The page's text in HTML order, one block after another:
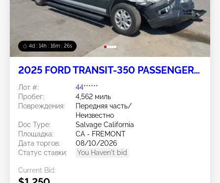
4d : 14h : 16m : 23s
2025 FORD TRANSIT-350 PASSENGER
Лот #:
44******
Пробег:
4,562 миль
Повреждения:
Передняя часть/
Неизвестно
Doc Type:
Salvage California
Площадка:
CA - FREMONT
Дата торгов:
08/10/2026
Статус ставки:
You Haven't bid
Current Bid: